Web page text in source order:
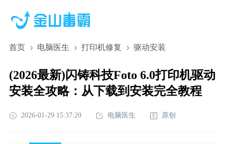
首页 电脑医生 打印机修复 驱动安装
(2026最新)闪铸科技Foto 6.0打印机驱动
安装全攻略：从下载到安装完全教程
2026-01-29 15:37:20 电脑医生 原创